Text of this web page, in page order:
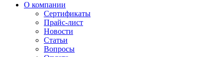
О компании
Сертификаты
Прайс-лист
Новости
Статьи
Вопросы